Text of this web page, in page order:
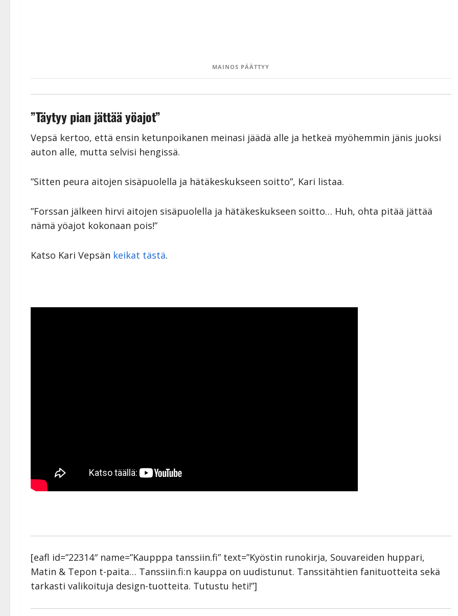
MAINOS PÄÄTTYY
”Täytyy pian jättää yöajot”
Vepsä kertoo, että ensin ketunpoikanen meinasi jäädä alle ja hetkeä myöhemmin jänis juoksi
auton alle, mutta selvisi hengissä.
”Sitten peura aitojen sisäpuolella ja hätäkeskukseen soitto”, Kari listaa.
”Forssan jälkeen hirvi aitojen sisäpuolella ja hätäkeskukseen soitto… Huh, ohta pitää jättää
nämä yöajot kokonaan pois!”
Katso Kari Vepsän keikat tästä.
[eafl id=”22314″ name=”Kaupppa tanssiin.fi” text=”Kyöstin runokirja, Souvareiden huppari,
Matin & Tepon t-paita… Tanssiin.fi:n kauppa on uudistunut. Tanssitähtien fanituotteita sekä
tarkasti valikoituja design-tuotteita. Tutustu heti!”]